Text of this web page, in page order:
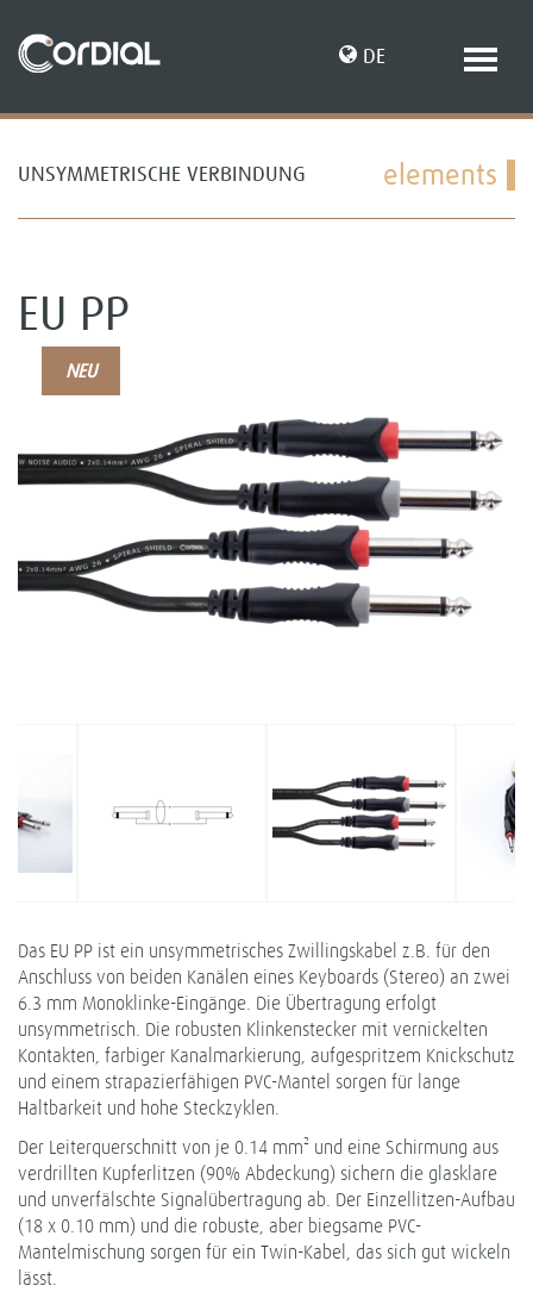
DE
UNSYMMETRISCHE VERBINDUNG elements
EU PP
NEU
Das EU PP ist ein unsymmetrisches Zwillingskabel z.B. für den
Anschluss von beiden Kanälen eines Keyboards (Stereo) an zwei
6.3 mm Monoklinke-Eingänge. Die Übertragung erfolgt
unsymmetrisch. Die robusten Klinkenstecker mit vernickelten
Kontakten, farbiger Kanalmarkierung, aufgespritzem Knickschutz
und einem strapazierfähigen PVC-Mantel sorgen für lange
Haltbarkeit und hohe Steckzyklen.
Der Leiterquerschnitt von je 0.14 mm² und eine Schirmung aus
verdrillten Kupferlitzen (90% Abdeckung) sichern die glasklare
und unverfälschte Signalübertragung ab. Der Einzellitzen-Aufbau
(18 x 0.10 mm) und die robuste, aber biegsame PVC-
Mantelmischung sorgen für ein Twin-Kabel, das sich gut wickeln
lässt.